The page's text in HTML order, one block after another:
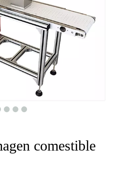
comestible